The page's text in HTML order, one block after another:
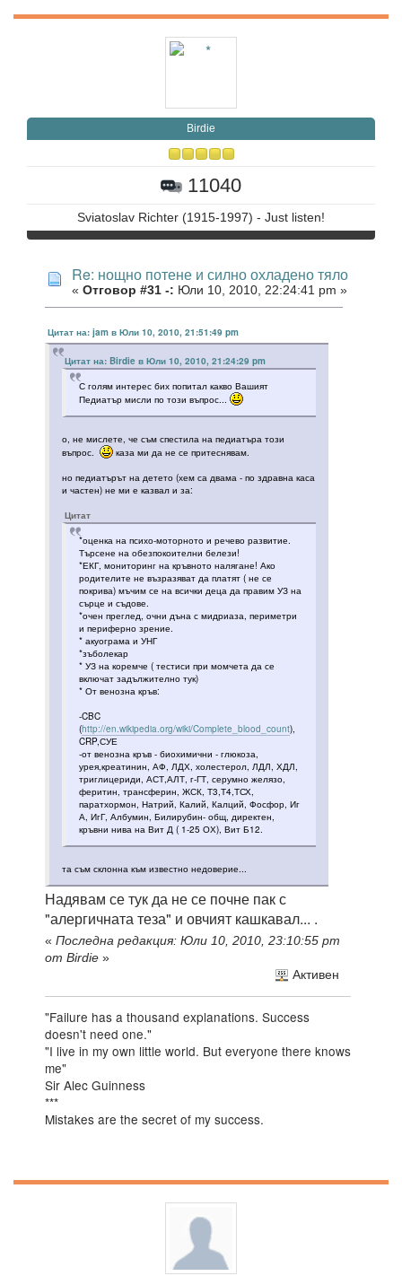
Birdie
11040
Sviatoslav Richter (1915-1997) - Just listen!
Re: нощно потене и силно охладено тяло
« Отговор #31 -: Юли 10, 2010, 22:24:41 pm »
Цитат на: jam в Юли 10, 2010, 21:51:49 pm
Цитат на: Birdie в Юли 10, 2010, 21:24:29 pm
С голям интерес бих попитал какво Вашият
Педиатър мисли по този въпрос...
о, не мислете, че съм спестила на педиатъра този
въпрос.
каза ми да не се притеснявам.
но педиатърът на детето (хем са двама - по здравна каса
и частен) не ми е казвал и за:
Цитат
*оценка на психо-моторното и речево развитие.
Търсене на обезпокоителни белези!
*ЕКГ, мониторинг на кръвното налягане! Ако
родителите не възразяват да платят ( не се
покрива) мъчим се на всички деца да правим УЗ на
сърце и съдове.
*очен преглед, очни дъна с мидриаза, периметри
и периферно зрение.
* акуограма и УНГ
*зъболекар
* УЗ на коремче ( тестиси при момчета да се
включат задължително тук)
* От венозна кръв:
-CBC
(http://en.wikipedia.org/wiki/Complete_blood_count),
CRP,СУЕ
-от венозна кръв - биохимични - глюкоза,
урея,креатинин, АФ, ЛДХ, холестерол, ЛДЛ, ХДЛ,
триглицериди, АСТ,АЛТ, г-ГТ, серумно желязо,
феритин, трансферин, ЖСК, Т3,Т4,ТСХ,
паратхормон, Натрий, Калий, Калций, Фосфор, Иг
А, ИгГ, Албумин, Билирубин- общ, директен,
кръвни нива на Вит Д ( 1-25 ОХ), Вит Б12.
та съм склонна към известно недоверие...
Надявам се тук да не се почне пак с
"алергичната теза" и овчият кашкавал... .
« Последна редакция: Юли 10, 2010, 23:10:55 pm
от Birdie »
Активен
"Failure has a thousand explanations. Success
doesn't need one."
"I live in my own little world. But everyone there knows
me"
Sir Alec Guinness
***
Mistakes are the secret of my success.